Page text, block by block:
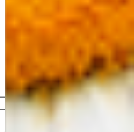
Поиск